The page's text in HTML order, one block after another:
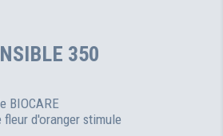
350
BIOCARE
fleur d'oranger stimule